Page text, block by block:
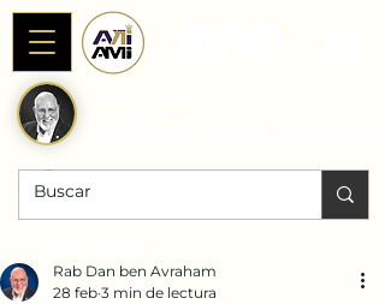
Rab Dan ben Avraham
28 feb 3 min de lectura